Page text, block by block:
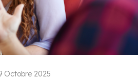
Octobre 2025